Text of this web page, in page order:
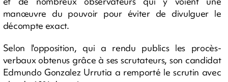
manœuvre du pouvoir pour éviter de divulguer le
décompte exact.
Selon l'opposition, qui a rendu publics les procès-
verbaux obtenus grâce à ses scrutateurs, son candidat
Edmundo Gonzalez Urrutia a remporté le scrutin avec